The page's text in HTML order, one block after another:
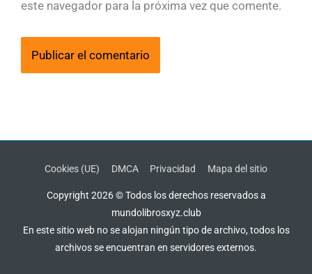
este navegador para la próxima vez que comente.
Cookies (UE) DMCA Privacidad Mapa del sitio
Copyright 2026 © Todos los derechos reservados a
mundolibrosxyz.club
En este sitio web no se alojan ningún tipo de archivo, todos los
archivos se encuentran en servidores externos.